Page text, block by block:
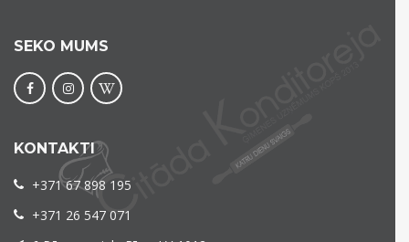
SEKO MUMS
KONTAKTI
+371 67 898 195
+371 26 547 071